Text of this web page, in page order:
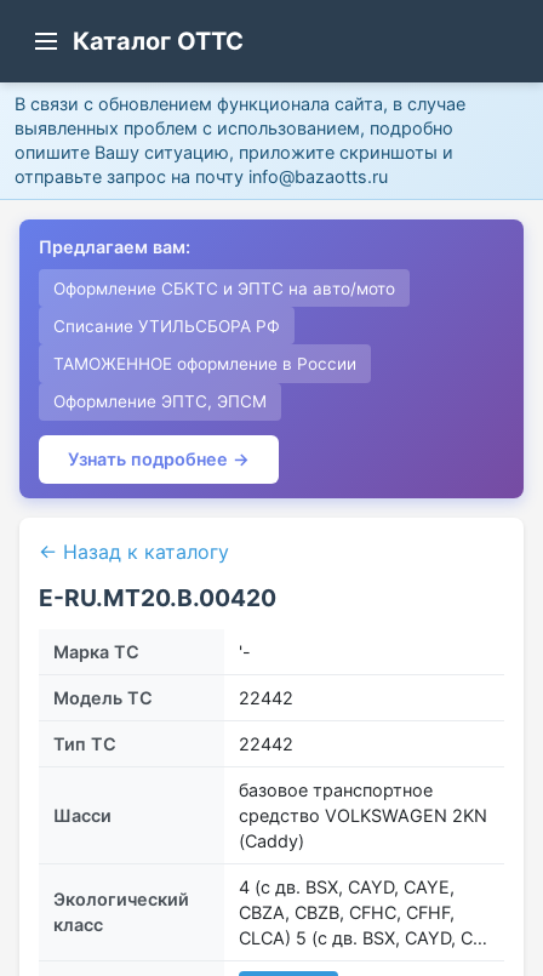
Каталог ОТТС
В связи с обновлением функционала сайта, в случае
выявленных проблем с использованием, подробно
опишите Вашу ситуацию, приложите скриншоты и
отправьте запрос на почту info@bazaotts.ru
Предлагаем вам:
Оформление СБКТС и ЭПТС на авто/мото
Списание УТИЛЬСБОРА РФ
ТАМОЖЕННОЕ оформление в России
Оформление ЭПТС, ЭПСМ
Узнать подробнее →
← Назад к каталогу
Е-RU.MT20.В.00420
Марка ТС '-
Модель ТС 22442
Тип ТС 22442
Шасси
базовое транспортное
средство VOLKSWAGEN 2KN
(Caddy)
Экологический
класс
4 (с дв. BSX, CAYD, CAYE,
CBZA, CBZB, CFHC, CFHF,
CLCA) 5 (с дв. BSX, CAYD, C…